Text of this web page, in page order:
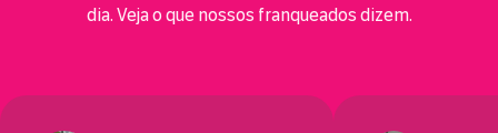
dia. Veja o que nossos franqueados dizem.